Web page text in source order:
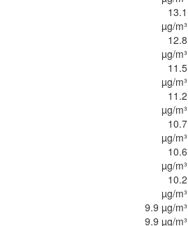
13.1
µg/m³
12.8
µg/m³
11.5
µg/m³
11.2
µg/m³
10.7
µg/m³
10.6
µg/m³
10.2
µg/m³
9.9 µg/m³
9.9 µg/m³